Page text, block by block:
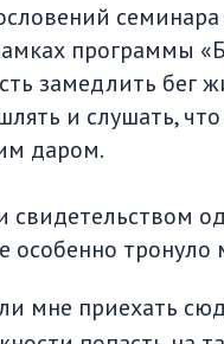
семинара
программы
замедлить бег
и слушать,
даром.
свидетельством
особенно тронуло
мне приехать